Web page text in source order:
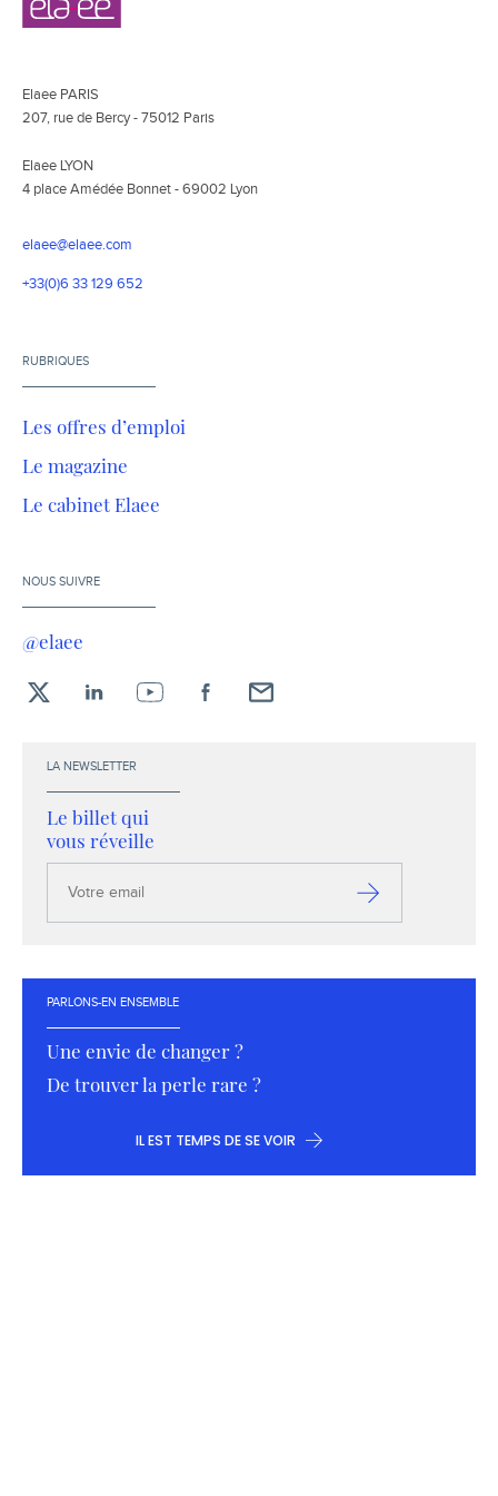
secondaire
Elaee PARIS
207, rue de Bercy - 75012 Paris
Elaee LYON
4 place Amédée Bonnet - 69002 Lyon
elaee@elaee.com
+33(0)6 33 129 652
RUBRIQUES
Les offres d’emploi
Le magazine
Le cabinet Elaee
NOUS SUIVRE
@elaee
LA NEWSLETTER
Le billet qui
vous réveille
email
S’inscrire
PARLONS-EN ENSEMBLE
Une envie de changer ?
De trouver la perle rare ?
IL EST TEMPS DE SE VOIR